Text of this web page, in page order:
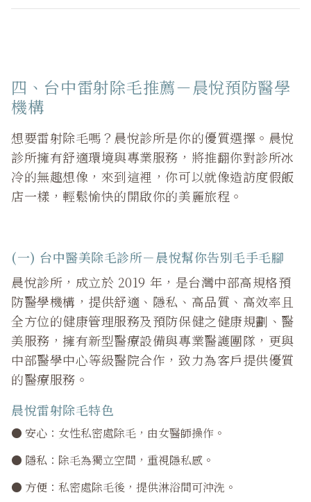
四、台中雷射除毛推薦－晨悅預防醫學
機構
想要雷射除毛嗎？晨悅診所是你的優質選擇。晨悅
診所擁有舒適環境與專業服務，將推翻你對診所冰
冷的無趣想像，來到這裡，你可以就像造訪度假飯
店一樣，輕鬆愉快的開啟你的美麗旅程。
(一) 台中醫美除毛診所－晨悅幫你告別毛手毛腳
晨悅診所，成立於 2019 年，是台灣中部高規格預
防醫學機構，提供舒適、隱私、高品質、高效率且
全方位的健康管理服務及預防保健之健康規劃、醫
美服務，擁有新型醫療設備與專業醫護團隊，更與
中部醫學中心等級醫院合作，致力為客戶提供優質
的醫療服務。
晨悅雷射除毛特色
● 安心 ：女性私密處除毛，由女醫師操作。
● 隱私 ：除毛為獨立空間，重視隱私感。
● 方便 ：私密處除毛後，提供淋浴間可沖洗。